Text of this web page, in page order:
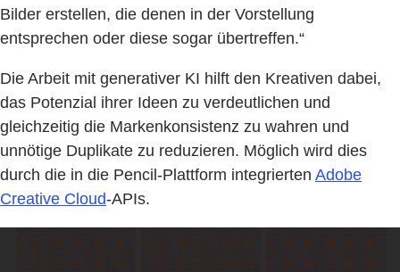
Bilder erstellen, die denen in der Vorstellung
entsprechen oder diese sogar übertreffen.“
Die Arbeit mit generativer KI hilft den Kreativen dabei,
das Potenzial ihrer Ideen zu verdeutlichen und
gleichzeitig die Markenkonsistenz zu wahren und
unnötige Duplikate zu reduzieren. Möglich wird dies
durch die in die Pencil-Plattform integrierten Adobe
Creative Cloud-APIs.